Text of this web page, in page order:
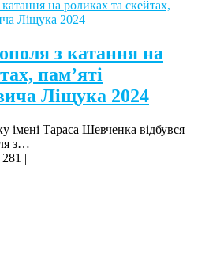
з катання на
пам’яті
Ліщука 2024
імені Тараса Шевченка відбувся
з…
281 |